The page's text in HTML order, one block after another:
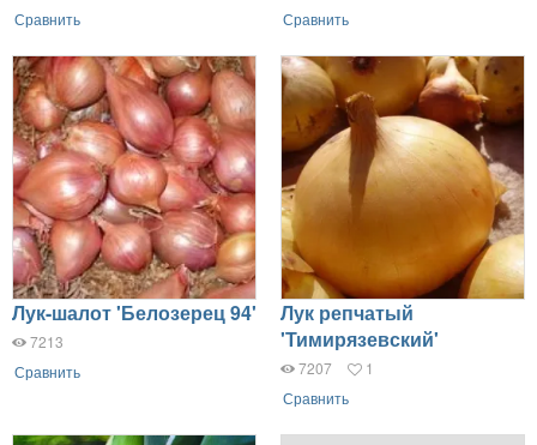
Сравнить
Сравнить
Лук-шалот 'Белозерец 94'
7213
Сравнить
Лук репчатый
'Тимирязевский'
7207
1
Сравнить